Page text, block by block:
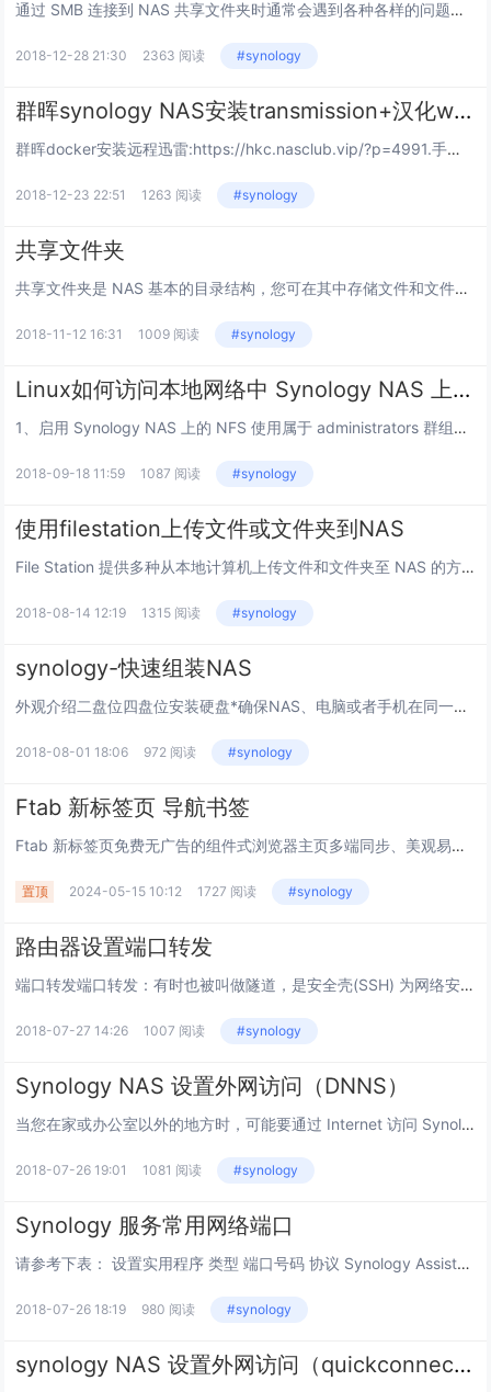
通过 SMB 连接到 NAS 共享文件夹时通常会遇到各种各样的问题：\\192.168.1.x 无法访问。你可能没有权限使用网络资源。请与这台服务器的管理员联系以查明你是否有访问权限。 不允许一个用户使用一个以上用户名与服务器或共享资源的...
2018-12-28 21:30 2363 阅读 #synology
群晖synology NAS安装transmission+汉化webUI
群晖docker安装远程迅雷:https://hkc.nasclub.vip/?p=4991.手动安装 transmissiontransmission 离线下载安装，下载地址https://synocommunity.com/packag...
2018-12-23 22:51 1263 阅读 #synology
共享文件夹
共享文件夹是 NAS 基本的目录结构，您可在其中存储文件和文件夹。存储文件前，您必须先在 NAS 上创建至少一个共享文件夹。存储在共享文件夹的数据可根据可自定义的访问权限，设为不公开，或与特定用户或用户群组共享。此外，共享文件夹还可在创建...
2018-11-12 16:31 1009 阅读 #synology
Linux如何访问本地网络中 Synology NAS 上的文件(NFS)
1、启用 Synology NAS 上的 NFS 使用属于 administrators 群组的帐户登录 DSM。...
2018-09-18 11:59 1087 阅读 #synology
使用filestation上传文件或文件夹到NAS
File Station 提供多种从本地计算机上传文件和文件夹至 NAS 的方法。 若要上传文件： 您可以从本地计算机上传常规文件（即内含数据的文件）至 File Station。 进入 File Station 的左侧面板。...
2018-08-14 12:19 1315 阅读 #synology
synology-快速组装NAS
外观介绍二盘位四盘位安装硬盘*确保NAS、电脑或者手机在同一个路由器、同一网段下的网络环境连接电源线，按下电源按钮，等待状态指示灯橙色闪烁，网络及硬盘指示灯绿色闪烁，并NAS发出“哔”一声，表示NAS已成功启动。 接下...
2018-08-01 18:06 972 阅读 #synology
Ftab 新标签页 导航书签
Ftab 新标签页免费无广告的组件式浏览器主页多端同步、美观易用的在线导航和新标签页工具， 帮助您高效管理网页和应用，更有便携好玩的小组件供您使用，提升在线体验。让功能更简洁这是一款集导航与笔记功能于一体的书签管理工具，希望帮助你不惧遗忘...
置顶 2024-05-15 10:12 1727 阅读 #synology
路由器设置端口转发
端口转发端口转发：有时也被叫做隧道，是安全壳(SSH) 为网络安全通信使用的一种方法。端口转发是转发一个网络端口从一个网络节点到另一个网络节点的行为，其使一个外部用户从外部经过一个被激活的NAT路由器到达一个在私有内部IP地址（局域网内部）...
2018-07-27 14:26 1007 阅读 #synology
Synology NAS 设置外网访问（DNNS）
当您在家或办公室以外的地方时，可能要通过 Internet 访问 Synology NAS。DSM 包含轻松设置远程访问的选项，可让您只需在网页浏览器中输入自定义域名即可登录到 DSM 并获取各种服务.注意：使用ddns首先要确定您有动态或...
2018-07-26 19:01 1081 阅读 #synology
Synology 服务常用网络端口
请参考下表： 设置实用程序 类型 端口号码 协议 Synology Assistant 9999、9998、9997 UDP 备份 类型 端口号码 协议 Data Replicator、Dat...
2018-07-26 18:19 980 阅读 #synology
synology NAS 设置外网访问（quickconnect）